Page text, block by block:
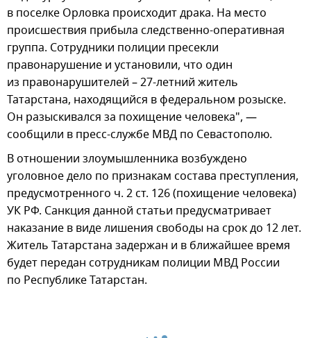
в поселке Орловка происходит драка. На место
происшествия прибыла следственно-оперативная
группа. Сотрудники полиции пресекли
правонарушение и установили, что один
из правонарушителей – 27-летний житель
Татарстана, находящийся в федеральном розыске.
Он разыскивался за похищение человека", —
сообщили в пресс-службе МВД по Севастополю.
В отношении злоумышленника возбуждено
уголовное дело по признакам состава преступления,
предусмотренного ч. 2 ст. 126 (похищение человека)
УК РФ. Санкция данной статьи предусматривает
наказание в виде лишения свободы на срок до 12 лет.
Житель Татарстана задержан и в ближайшее время
будет передан сотрудникам полиции МВД России
по Республике Татарстан.